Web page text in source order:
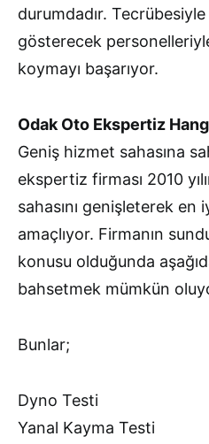
durumdadır.
gösterecek
koymayı başarıyor.
Odak Oto Ekspertiz
Geniş hizmet sahasına
ekspertiz firması 2010
sahasını genişleterek en
amaçlıyor. Firmanın
konusu olduğunda
bahsetmek mümkün
Bunlar;
Dyno Testi
Yanal Kayma Testi